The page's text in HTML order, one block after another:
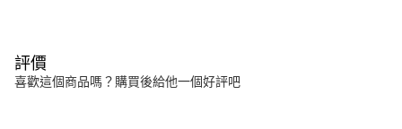
評價
喜歡這個商品嗎？購買後給他一個好評吧